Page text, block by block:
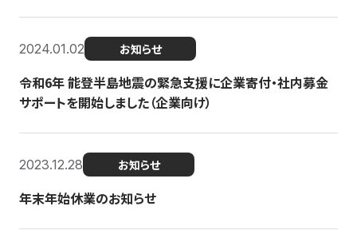
2024.01.02 お知らせ
令和6年 能登半島地震の緊急支援に企業寄付・社内募金
サポートを開始しました（企業向け）
2023.12.28 お知らせ
年末年始休業のお知らせ